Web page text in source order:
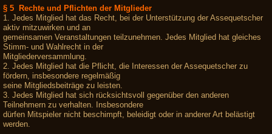
§ 5 Rechte und Pflichten der Mitglieder
1. Jedes Mitglied hat das Recht, bei der Unterstützung der Assequetscher
aktiv mitzuwirken und an
gemeinsamen Veranstaltungen teilzunehmen. Jedes Mitglied hat gleiches
Stimm- und Wahlrecht in der
Mitgliederversammlung.
2. Jedes Mitglied hat die Pflicht, die Interessen der Assequetscher zu
fördern, insbesondere regelmäßig
seine Mitgliedsbeiträge zu leisten.
3. Jedes Mitglied hat sich rücksichtsvoll gegenüber den anderen
Teilnehmern zu verhalten. Insbesondere
dürfen Mitspieler nicht beschimpft, beleidigt oder in anderer Art belästigt
werden.